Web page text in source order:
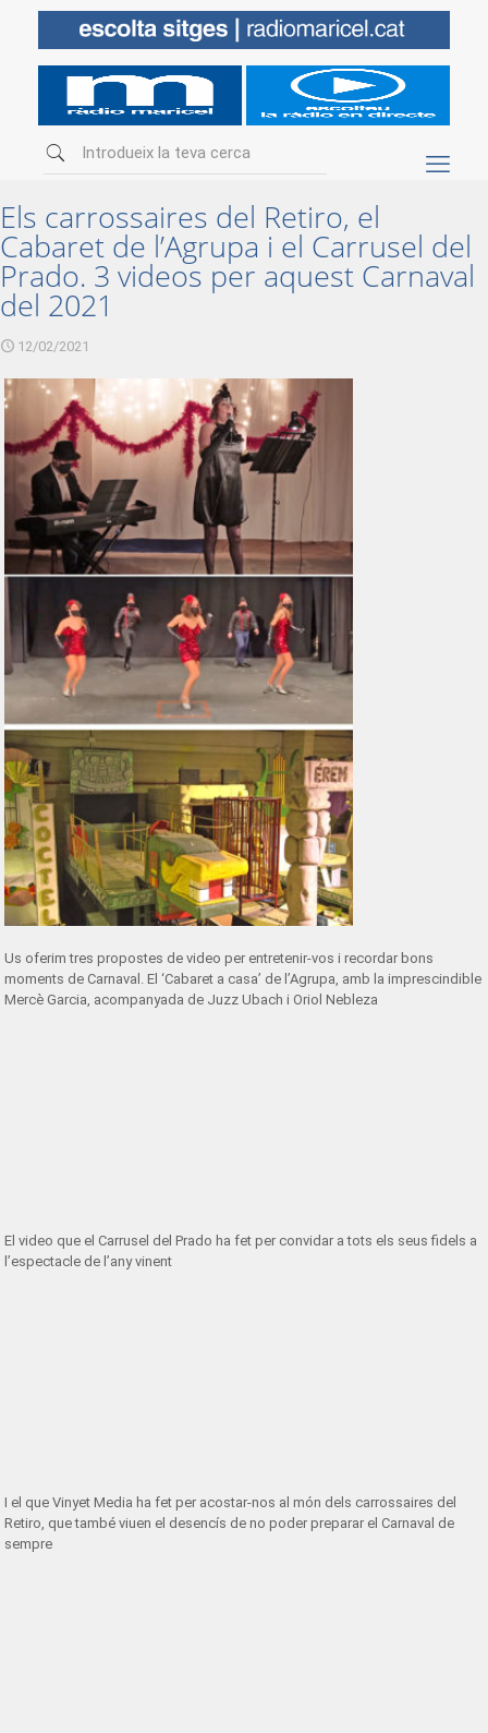
Els carrossaires del Retiro, el
Cabaret de l’Agrupa i el Carrusel del
Prado. 3 videos per aquest Carnaval
del 2021
12/02/2021
Us oferim tres propostes de video per entretenir-vos i recordar bons
moments de Carnaval. El ‘Cabaret a casa’ de l’Agrupa, amb la imprescindible
Mercè Garcia, acompanyada de Juzz Ubach i Oriol Nebleza
El video que el Carrusel del Prado ha fet per convidar a tots els seus fidels a
l’espectacle de l’any vinent
I el que Vinyet Media ha fet per acostar-nos al món dels carrossaires del
Retiro, que també viuen el desencís de no poder preparar el Carnaval de
sempre